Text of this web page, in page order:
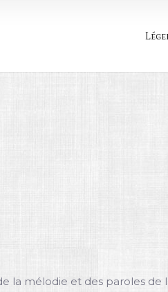
la mélodie et des paroles